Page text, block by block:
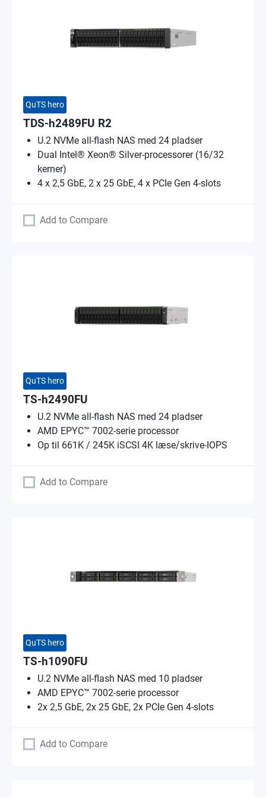
QuTS hero
TDS-h2489FU R2
U.2 NVMe all-flash NAS med 24 pladser
Dual Intel® Xeon® Silver-processorer (16/32
kerner)
4 x 2,5 GbE, 2 x 25 GbE, 4 x PCIe Gen 4-slots
Add to Compare
QuTS hero
TS-h2490FU
U.2 NVMe all-flash NAS med 24 pladser
AMD EPYC™ 7002-serie processor
Op til 661K / 245K iSCSI 4K læse/skrive-IOPS
Add to Compare
QuTS hero
TS-h1090FU
U.2 NVMe all-flash NAS med 10 pladser
AMD EPYC™ 7002-serie processor
2x 2,5 GbE, 2x 25 GbE, 2x PCIe Gen 4-slots
Add to Compare